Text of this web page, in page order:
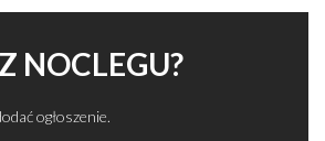
NOCLEGU?
ogłoszenie.